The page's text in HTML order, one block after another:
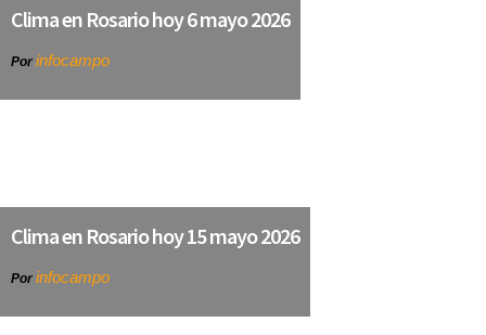
Clima en Rosario hoy 6 mayo 2026
Por infocampo
Clima en Rosario hoy 15 mayo 2026
Por infocampo